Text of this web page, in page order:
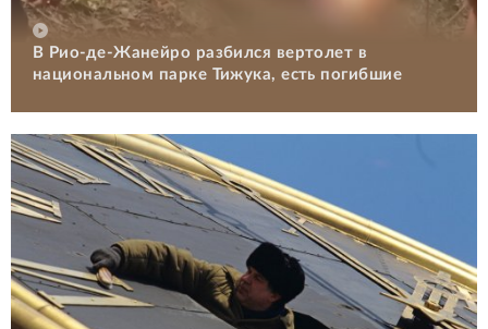
В Рио-де-Жанейро разбился вертолет в
национальном парке Тижука, есть погибшие